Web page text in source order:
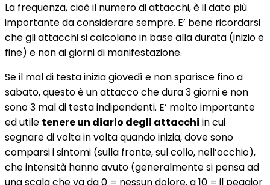
La frequenza, cioè il numero di attacchi, è il dato più
importante da considerare sempre. E’ bene ricordarsi
che gli attacchi si calcolano in base alla durata (inizio e
fine) e non ai giorni di manifestazione.
Se il mal di testa inizia giovedì e non sparisce fino a
sabato, questo è un attacco che dura 3 giorni e non
sono 3 mal di testa indipendenti. E’ molto importante
ed utile tenere un diario degli attacchi in cui
segnare di volta in volta quando inizia, dove sono
comparsi i sintomi (sulla fronte, sul collo, nell’occhio),
che intensità hanno avuto (generalmente si pensa ad